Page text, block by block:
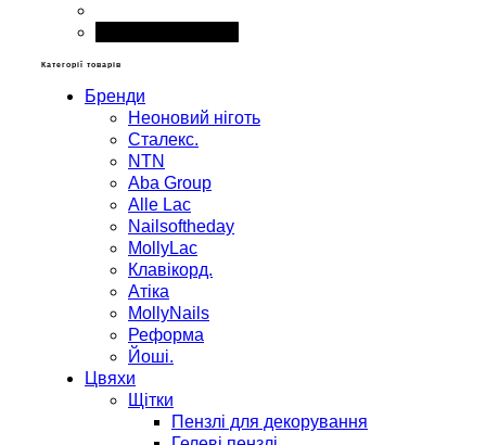
Категорії товарів
Бренди
Неоновий ніготь
Сталекс.
NTN
Aba Group
Alle Lac
Nailsoftheday
MollyLac
Клавікорд.
Атіка
MollyNails
Реформа
Йоші.
Цвяхи
Щітки
Пензлі для декорування